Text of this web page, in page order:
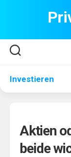
Investieren
Aktien
beide